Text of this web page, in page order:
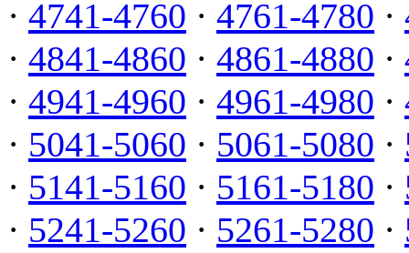
· 4741-4760 · 4761-4780 ·
· 4841-4860 · 4861-4880 ·
· 4941-4960 · 4961-4980 ·
· 5041-5060 · 5061-5080 ·
· 5141-5160 · 5161-5180 ·
· 5241-5260 · 5261-5280 ·